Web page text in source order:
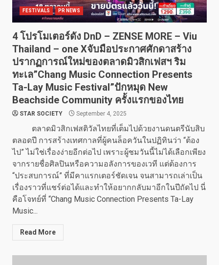
FESTIVALS PR NEWS
4 โปรโมเตอร์ดัง DnD – ZENSE MORE – Viu
Thailand – one Xจับมือประกาศศักดาสร้าง
ปรากฏการณ์ใหม่ของตลาดมิวสิกเฟสฯ ริม
ทะเล”Chang Music Connection Presents
Ta-Lay Music Festival”ปักหมุด New
Beachside Community ครั้งแรกของไทย
STAR SOCIETY September 4, 2025
ตลาดมิวสิกเฟสติวัลไทยที่เต็มไปด้วยงานดนตรีนับสิบ
ตลอดปี การสร้างเทศกาลที่ผู้คนล็อควันในปฏิทินว่า “ต้อง
ไป” ไม่ใช่เรื่องง่ายอีกต่อไป เพราะผู้ชมวันนี้ไม่ได้เลือกเพียง
จากรายชื่อศิลปินหรือความอลังการของเวที แต่ต้องการ
“ประสบการณ์” ที่มีคาแรกเตอร์ชัดเจน จนสามารถเล่าเป็น
เรื่องราวที่แชร์ต่อได้และทำให้อยากกลับมาอีกในปีถัดไป นี่
คือโจทย์ที่ “Chang Music Connection Presents Ta-Lay
Music...
Read More